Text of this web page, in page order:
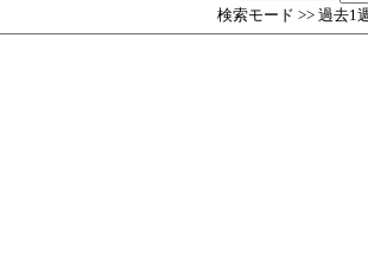
検索モード >> 過去1